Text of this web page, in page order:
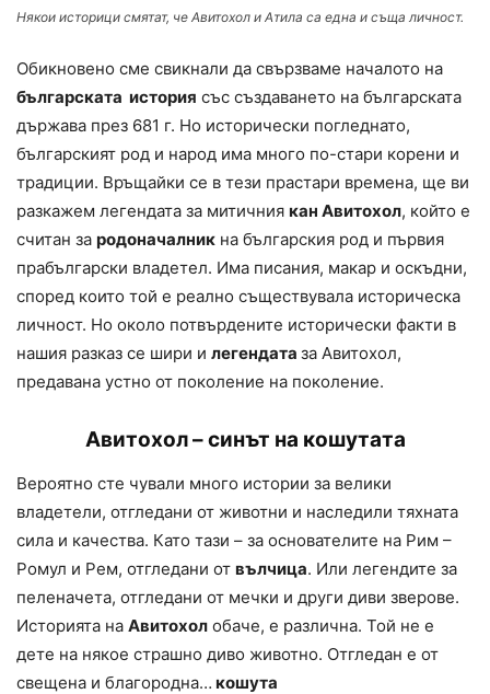
Някои историци смятат, че Авитохол и Атила са една и съща личност.
Обикновено сме свикнали да свързваме началото на
българската история със създаването на българската
държава през 681 г. Но исторически погледнато,
българският род и народ има много по-стари корени и
традиции. Връщайки се в тези прастари времена, ще ви
разкажем легендата за митичния кан Авитохол, който е
считан за родоначалник на българския род и първия
прабългарски владетел. Има писания, макар и оскъдни,
според които той е реално съществувала историческа
личност. Но около потвърдените исторически факти в
нашия разказ се шири и легендата за Авитохол,
предавана устно от поколение на поколение.
Авитохол – синът на кошутата
Вероятно сте чували много истории за велики
владетели, отгледани от животни и наследили тяхната
сила и качества. Като тази – за основателите на Рим –
Ромул и Рем, отгледани от вълчица. Или легендите за
пеленачета, отгледани от мечки и други диви зверове.
Историята на Авитохол обаче, е различна. Той не е
дете на някое страшно диво животно. Отгледан е от
свещена и благородна… кошута